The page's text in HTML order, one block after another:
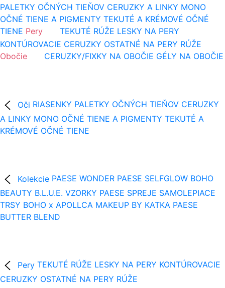
PALETKY OČNÝCH TIEŇOV CERUZKY A LINKY MONO
OČNÉ TIENE A PIGMENTY TEKUTÉ A KRÉMOVÉ OČNÉ
TIENE Pery TEKUTÉ RÚŽE LESKY NA PERY
KONTÚROVACIE CERUZKY OSTATNÉ NA PERY RÚŽE
Obočie
CERUZKY/FIXKY NA OBOČIE GÉLY NA OBOČIE
Oči RIASENKY PALETKY OČNÝCH TIEŇOV CERUZKY
A LINKY MONO OČNÉ TIENE A PIGMENTY TEKUTÉ A
KRÉMOVÉ OČNÉ TIENE
Kolekcie PAESE WONDER PAESE SELFGLOW BOHO
BEAUTY B.L.U.E. VZORKY PAESE SPREJE SAMOLEPIACE
TRSY BOHO x APOLLCA MAKEUP BY KATKA PAESE
BUTTER BLEND
Pery TEKUTÉ RÚŽE LESKY NA PERY KONTÚROVACIE
CERUZKY OSTATNÉ NA PERY RÚŽE